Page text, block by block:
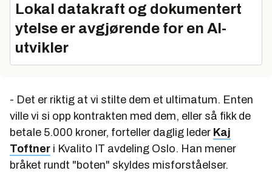
Lokal datakraft og dokumentert
ytelse er avgjørende for en AI-
utvikler
- Det er riktig at vi stilte dem et ultimatum. Enten
ville vi si opp kontrakten med dem, eller så fikk de
betale 5.000 kroner, forteller daglig leder Kaj
Toftner i Kvalito IT avdeling Oslo. Han mener
bråket rundt "boten" skyldes misforståelser.